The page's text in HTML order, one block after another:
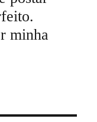
minha